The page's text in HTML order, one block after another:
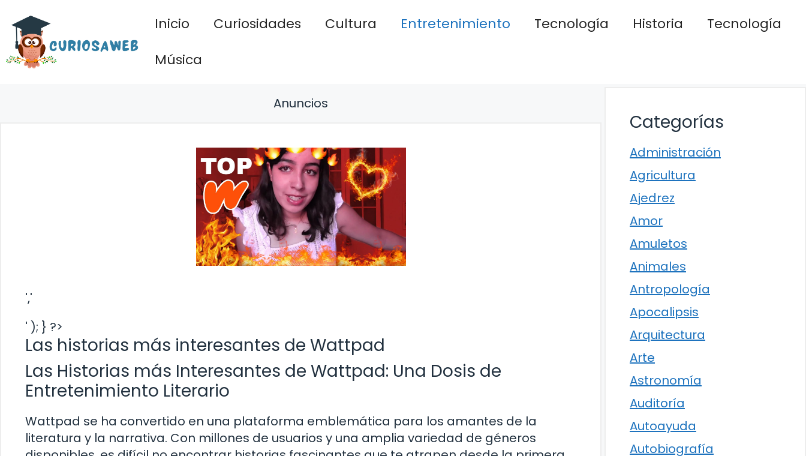
contenido
Inicio Curiosidades Cultura Entretenimiento Tecnología Historia
Tecnología
Música
Anuncios
','
' ); } ?>
Las historias más interesantes de Wattpad
Las Historias más Interesantes de Wattpad: Una Dosis de
Entretenimiento Literario
Wattpad se ha convertido en una plataforma emblemática para los amantes de la
literatura y la narrativa. Con millones de usuarios y una amplia variedad de géneros
Categorías
Administración
Agricultura
Ajedrez
Amor
Amuletos
Animales
Antropología
Apocalipsis
Arquitectura
Arte
Astronomía
Auditoría
Autoayuda
Autobiografía